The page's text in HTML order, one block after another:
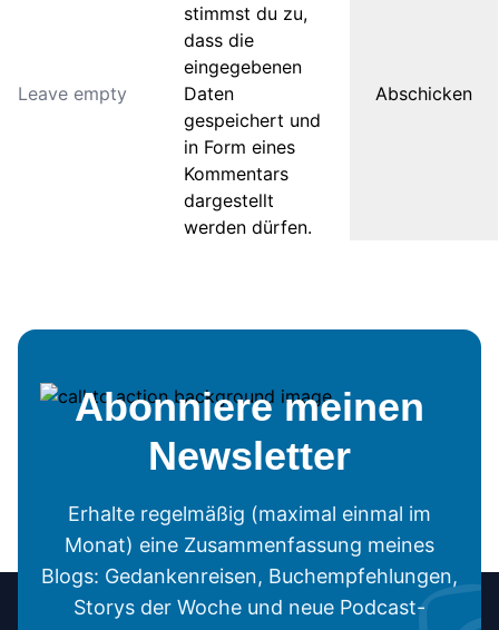
stimmst du zu,
dass die
eingegebenen
Daten
gespeichert und
in Form eines
Kommentars
dargestellt
werden dürfen.
Abonniere meinen
Newsletter
Erhalte regelmäßig (maximal einmal im
Monat) eine Zusammenfassung meines
Blogs: Gedankenreisen, Buchempfehlungen,
Storys der Woche und neue Podcast-